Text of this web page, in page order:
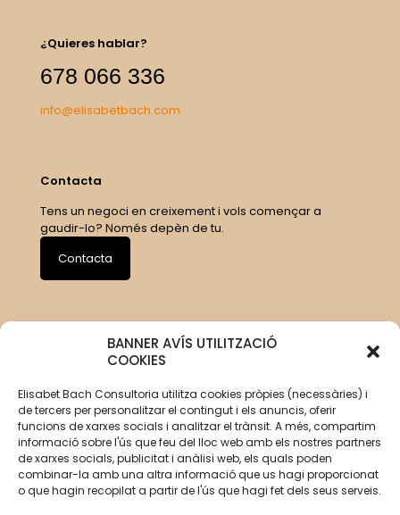
BANNER AVÍS UTILITZACIÓ
COOKIES
Elisabet Bach Consultoria utilitza cookies pròpies (necessàries) i
de tercers per personalitzar el contingut i els anuncis, oferir
funcions de xarxes socials i analitzar el trànsit. A més, compartim
informació sobre l'ús que feu del lloc web amb els nostres partners
de xarxes socials, publicitat i anàlisi web, els quals poden
combinar-la amb una altra informació que us hagi proporcionat
o que hagin recopilat a partir de l'ús que hagi fet dels seus serveis.
¿Quieres hablar?
678 066 336
info@elisabetbach.com
Contacta
Tens un negoci en creixement i vols començar a
gaudir-lo? Només depèn de tu.
Contacta